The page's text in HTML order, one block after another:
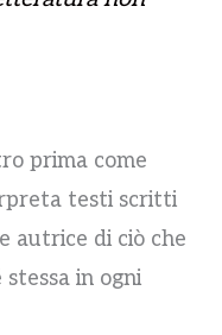
prima come
testi scritti
autrice di ciò che
in ogni